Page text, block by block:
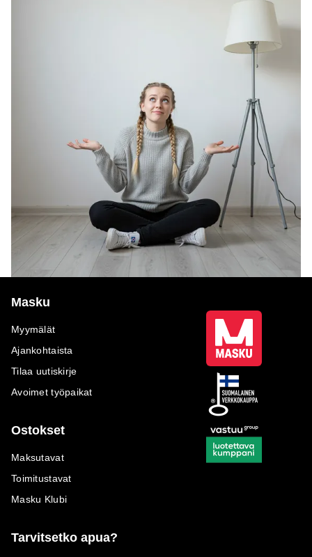
Masku
Myymälät
Ajankohtaista
Tilaa uutiskirje
Avoimet työpaikat
Ostokset
Maksutavat
Toimitustavat
Masku Klubi
Tarvitsetko apua?